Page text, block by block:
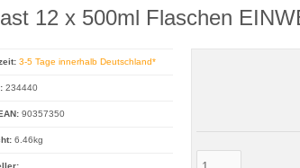
12 x 500ml Flaschen
3-5 Tage innerhalb Deutschland*
234440
90357350
6.46kg